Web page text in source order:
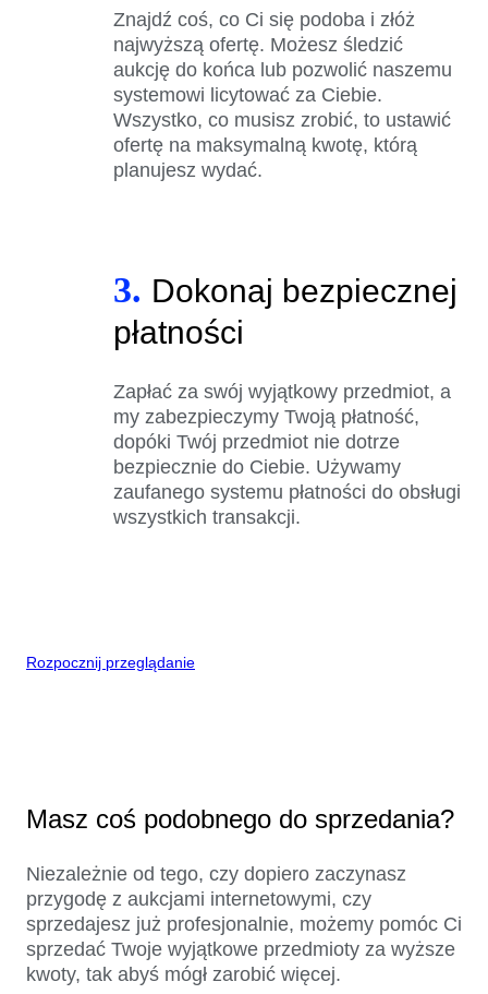
Znajdź coś, co Ci się podoba i złóż
najwyższą ofertę. Możesz śledzić
aukcję do końca lub pozwolić naszemu
systemowi licytować za Ciebie.
Wszystko, co musisz zrobić, to ustawić
ofertę na maksymalną kwotę, którą
planujesz wydać.
3. Dokonaj bezpiecznej
płatności
Zapłać za swój wyjątkowy przedmiot, a
my zabezpieczymy Twoją płatność,
dopóki Twój przedmiot nie dotrze
bezpiecznie do Ciebie. Używamy
zaufanego systemu płatności do obsługi
wszystkich transakcji.
Rozpocznij przeglądanie
Masz coś podobnego do sprzedania?
Niezależnie od tego, czy dopiero zaczynasz
przygodę z aukcjami internetowymi, czy
sprzedajesz już profesjonalnie, możemy pomóc Ci
sprzedać Twoje wyjątkowe przedmioty za wyższe
kwoty, tak abyś mógł zarobić więcej.